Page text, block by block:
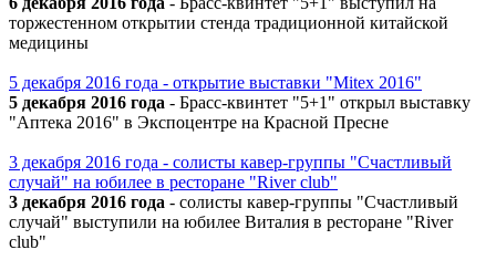
торжестенном открытии стенда традиционной китайской
медицины
5 декабря 2016 года - открытие выставки "Mitex 2016"
5 декабря 2016 года - Брасс-квинтет "5+1" открыл выставку
"Аптека 2016" в Экспоцентре на Красной Пресне
3 декабря 2016 года - солисты кавер-группы "Счастливый
случай" на юбилее в ресторане "River club"
3 декабря 2016 года - солисты кавер-группы "Счастливый
случай" выступили на юбилее Виталия в ресторане "River
club"